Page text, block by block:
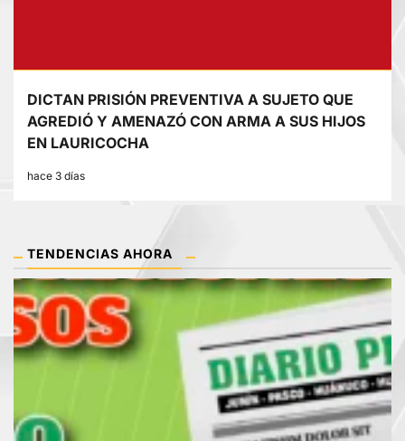
DICTAN PRISIÓN PREVENTIVA A SUJETO QUE
AGREDIÓ Y AMENAZÓ CON ARMA A SUS HIJOS
EN LAURICOCHA
hace 3 días
TENDENCIAS AHORA
1